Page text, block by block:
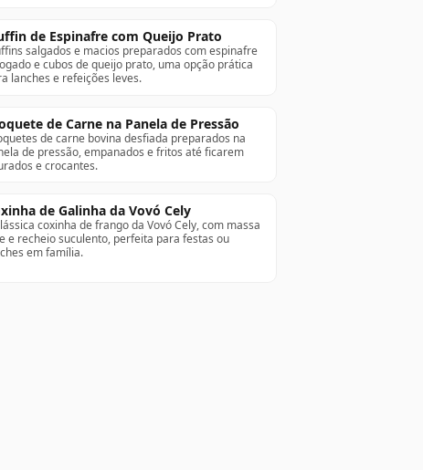
de Espinafre com Queijo Prato
salgados e macios preparados com espinafre
e cubos de queijo prato, uma opção prática
lanches e refeições leves.
de Carne na Panela de Pressão
de carne bovina desfiada preparados na
de pressão, empanados e fritos até ficarem
e crocantes.
de Galinha da Vovó Cely
coxinha de frango da Vovó Cely, com massa
e recheio suculento, perfeita para festas ou
em família.